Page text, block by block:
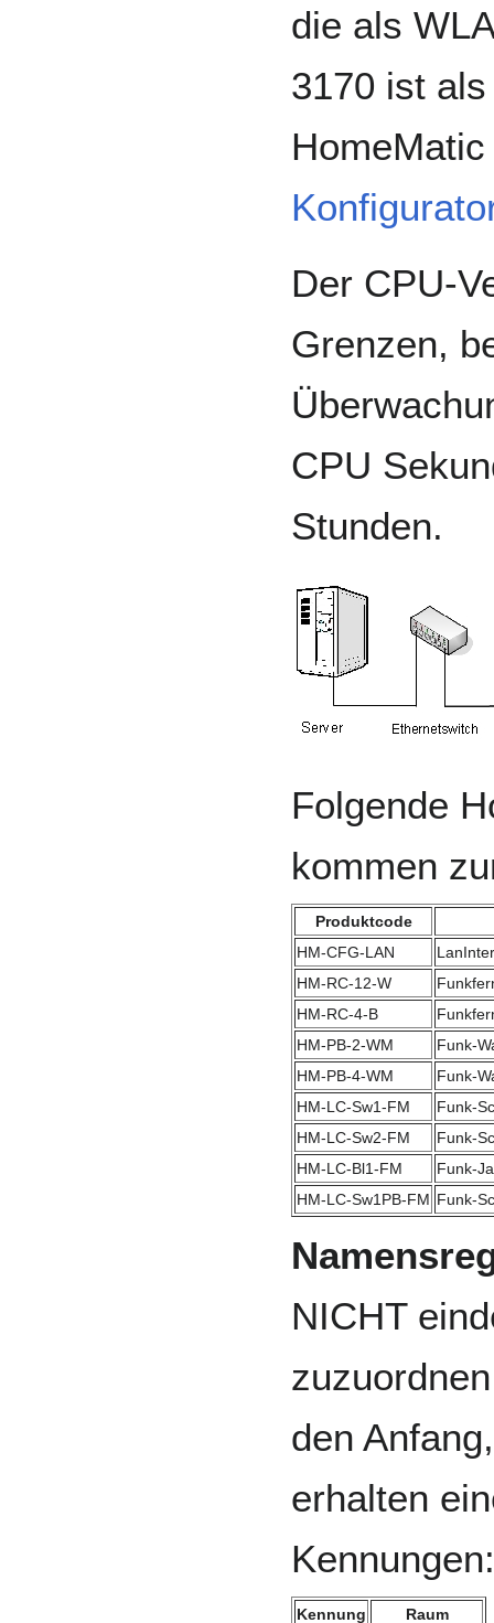
die als
3170 ist
Der CPU-
Grenzen,
CPU
Stunden.
Folgende
kommen
Produktcode
HM-CFG-LAN
HM-RC-12-W
HM-RC-4-B
HM-PB-2-WM
Funk-
HM-PB-4-WM
Funk-
HM-LC-Sw1-FM
Funk-
HM-LC-Sw2-FM
Funk-
HM-LC-Bl1-FM
Funk-
HM-LC-Sw1PB-FM Funk-
NICHT
den
erhalten
Kennungen:
Kennung Raum